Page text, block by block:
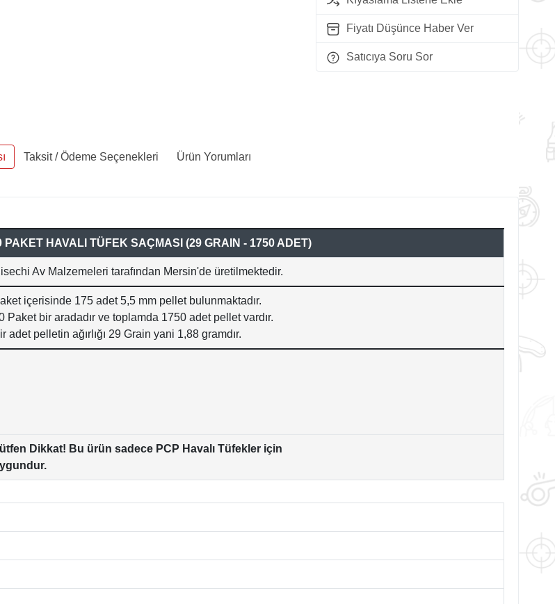
Fiyatı Düşünce Haber Ver
Satıcıya Soru Sor
Taksit / Ödeme Seçenekleri Ürün Yorumları
PAKET HAVALI TÜFEK SAÇMASI (29 GRAIN - 1750 ADET)
Av Malzemeleri tarafından Mersin'de üretilmektedir.
içerisinde 175 adet 5,5 mm pellet bulunmaktadır.
Paket bir aradadır ve toplamda 1750 adet pellet vardır.
adet pelletin ağırlığı 29 Grain yani 1,88 gramdır.
Dikkat! Bu ürün sadece PCP Havalı Tüfekler için